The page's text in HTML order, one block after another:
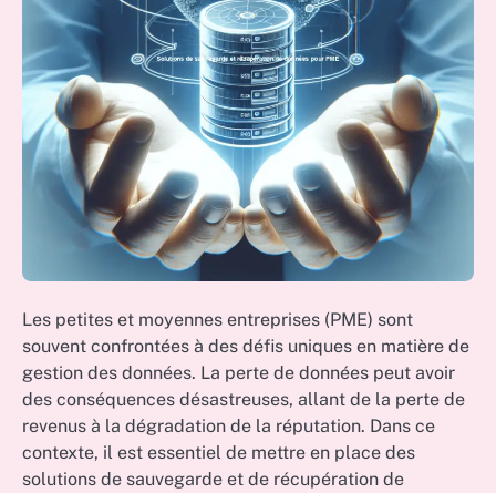
Les petites et moyennes entreprises (PME) sont
souvent confrontées à des défis uniques en matière de
gestion des données. La perte de données peut avoir
des conséquences désastreuses, allant de la perte de
revenus à la dégradation de la réputation. Dans ce
contexte, il est essentiel de mettre en place des
solutions de sauvegarde et de récupération de